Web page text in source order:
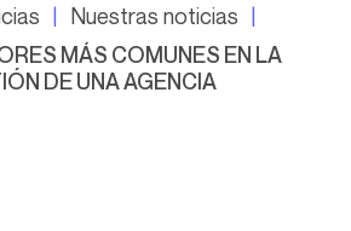
Nuestras noticias
MÁS COMUNES EN LA
DE UNA AGENCIA